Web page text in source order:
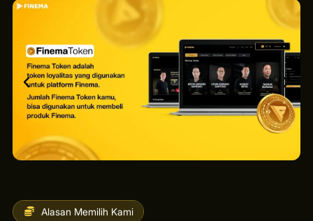
Alasan Memilih Kami